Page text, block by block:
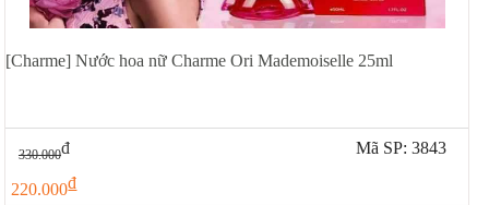
[Charme] Nước hoa nữ Charme Ori Mademoiselle 25ml
330.000đ
220.000đ
Mã SP: 3843